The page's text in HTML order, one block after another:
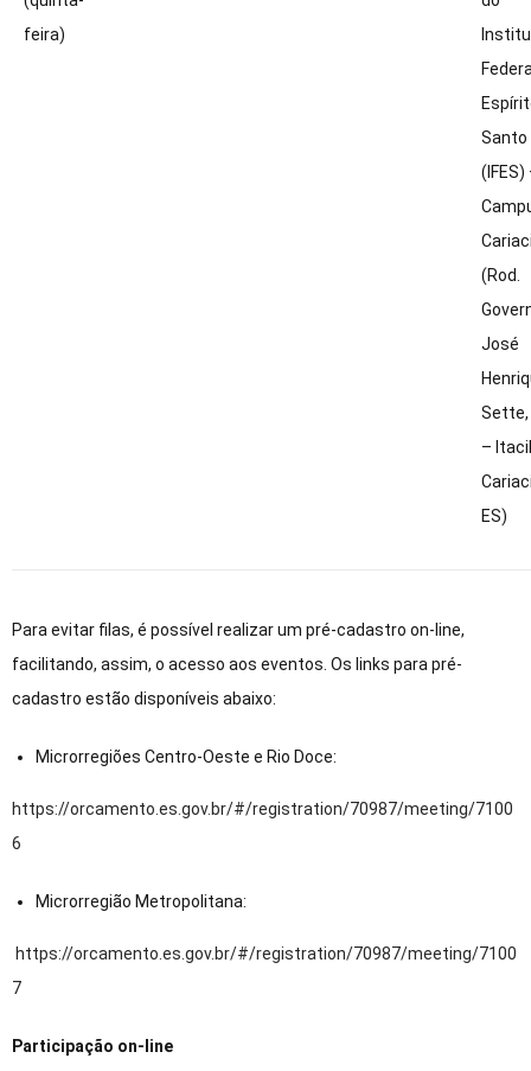
feira)
Santo
(IFES)
(Rod.
José
Sette,
–
ES)
Para evitar filas, é possível realizar um pré-cadastro on-line,
facilitando, assim, o acesso aos eventos. Os links para pré-
cadastro estão disponíveis abaixo:
Microrregiões Centro-Oeste e Rio Doce:
https://orcamento.es.gov.br/#/registration/70987/meeting/7100
6
Microrregião Metropolitana:
https://orcamento.es.gov.br/#/registration/70987/meeting/7100
7
Participação on-line